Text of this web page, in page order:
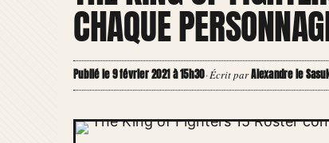
CHAQUE
Publié le 9 février 2021 à 15h30·Écrit parAlexandre le